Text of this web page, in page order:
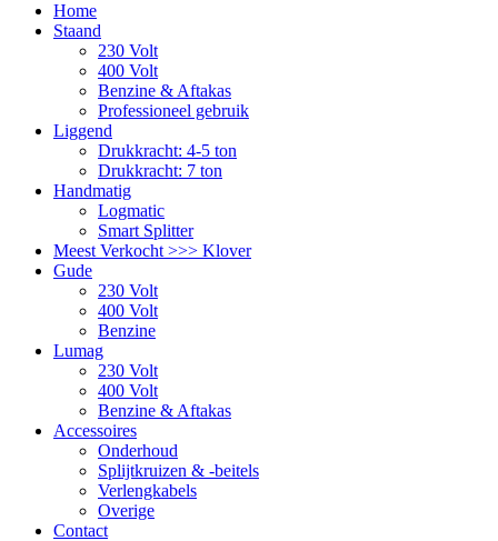
Home
Staand
230 Volt
400 Volt
Benzine & Aftakas
Professioneel gebruik
Liggend
Drukkracht: 4-5 ton
Drukkracht: 7 ton
Handmatig
Logmatic
Smart Splitter
Meest Verkocht >>> Klover
Gude
230 Volt
400 Volt
Benzine
Lumag
230 Volt
400 Volt
Benzine & Aftakas
Accessoires
Onderhoud
Splijtkruizen & -beitels
Verlengkabels
Overige
Contact